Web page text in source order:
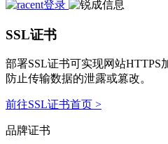
SSL证书
部署SSL证书可实现网站HTTPS
防止传输数据的泄露或篡改。
前往SSL证书首页 >
品牌证书